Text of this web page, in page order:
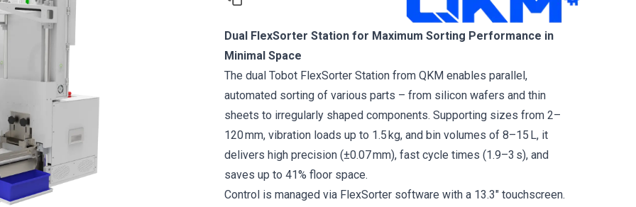
Dual FlexSorter Station for Maximum Sorting Performance in
Minimal Space
The dual Tobot FlexSorter Station from QKM enables parallel,
automated sorting of various parts – from silicon wafers and thin
sheets to irregularly shaped components. Supporting sizes from 2–
120 mm, vibration loads up to 1.5 kg, and bin volumes of 8–15 L, it
delivers high precision (±0.07 mm), fast cycle times (1.9–3 s), and
saves up to 41% floor space.
Control is managed via FlexSorter software with a 13.3″ touchscreen.